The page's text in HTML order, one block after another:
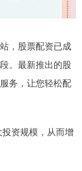
，股票配资已成
。最新推出的股
务，让您轻松配
资规模，从而增